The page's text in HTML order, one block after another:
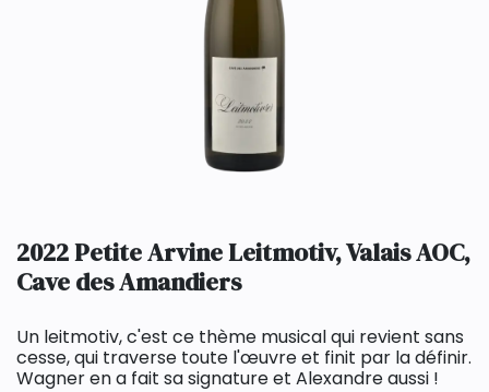
2022 Petite Arvine Leitmotiv, Valais AOC,
Cave des Amandiers
Un leitmotiv, c'est ce thème musical qui revient sans
cesse, qui traverse toute l'œuvre et finit par la définir.
Wagner en a fait sa signature et Alexandre aussi !